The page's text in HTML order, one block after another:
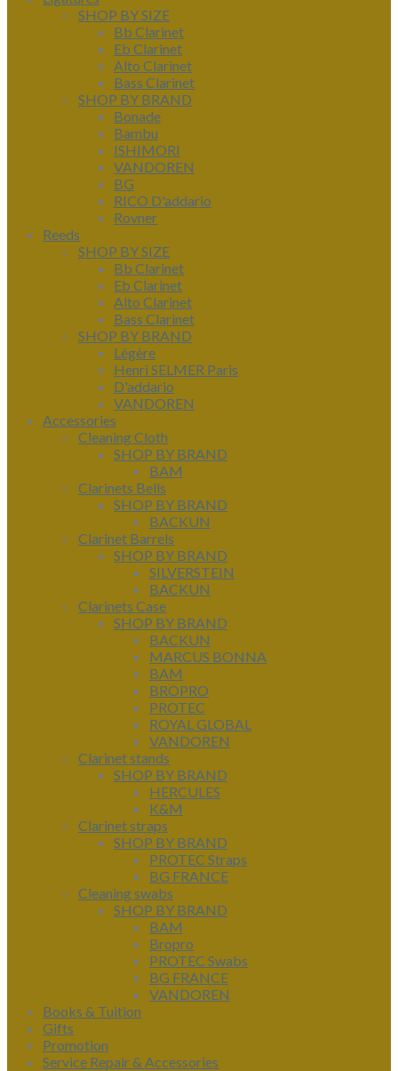
SHOP BY SIZE
Bb Clarinet
Eb Clarinet
Alto Clarinet
Bass Clarinet
SHOP BY BRAND
Bonade
Bambu
ISHIMORI
VANDOREN
BG
RICO D'addario
Rovner
Reeds
SHOP BY SIZE
Bb Clarinet
Eb Clarinet
Alto Clarinet
Bass Clarinet
SHOP BY BRAND
Légère
Henri SELMER Paris
D'addario
VANDOREN
Accessories
Cleaning Cloth
SHOP BY BRAND
BAM
Clarinets Bells
SHOP BY BRAND
BACKUN
Clarinet Barrels
SHOP BY BRAND
SILVERSTEIN
BACKUN
Clarinets Case
SHOP BY BRAND
BACKUN
MARCUS BONNA
BAM
BROPRO
PROTEC
ROYAL GLOBAL
VANDOREN
Clarinet stands
SHOP BY BRAND
HERCULES
K&M
Clarinet straps
SHOP BY BRAND
PROTEC Straps
BG FRANCE
Cleaning swabs
SHOP BY BRAND
BAM
Bropro
PROTEC Swabs
BG FRANCE
VANDOREN
Books & Tuition
Gifts
Promotion
Service Repair & Accessories